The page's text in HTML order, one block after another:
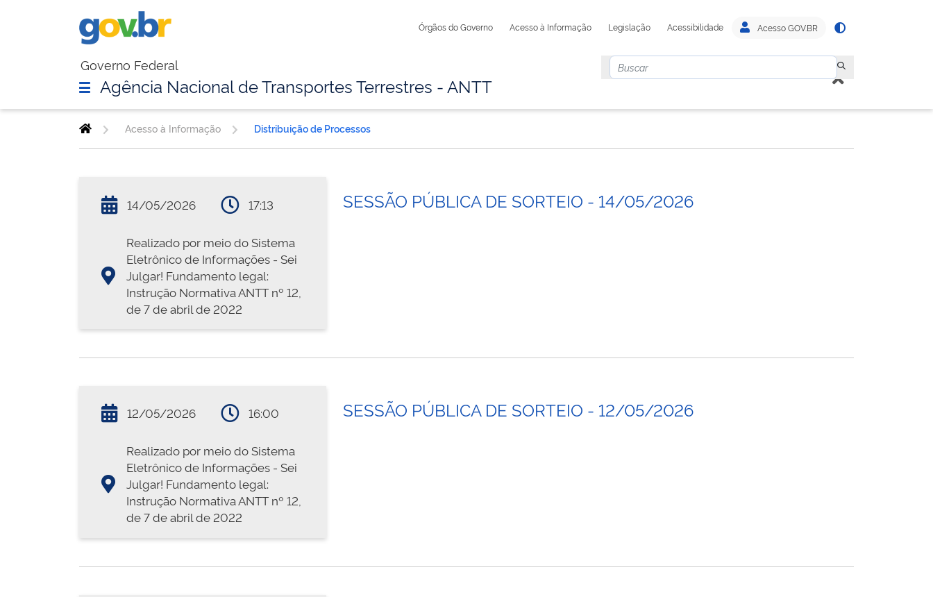
Órgãos do Governo Acesso à Informação Legislação Acessibilidade Acesso GOV.BR
Governo Federal
Agência Nacional de Transportes Terrestres - ANTT
Acesso à Informação Distribuição de Processos
14/05/2026 17:13
Realizado por meio do Sistema
Eletrônico de Informações - Sei
Julgar! Fundamento legal:
Instrução Normativa ANTT nº 12,
de 7 de abril de 2022
SESSÃO PÚBLICA DE SORTEIO - 14/05/2026
12/05/2026 16:00
Realizado por meio do Sistema
Eletrônico de Informações - Sei
Julgar! Fundamento legal:
Instrução Normativa ANTT nº 12,
de 7 de abril de 2022
SESSÃO PÚBLICA DE SORTEIO - 12/05/2026